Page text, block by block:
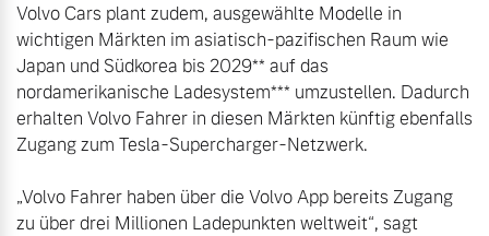
Volvo Selekt
Gebrauchtwagen
Die Neuwagenalternative
Mehr erfahren
Editionsmodelle
Frühjahrscheck
Entdecken Sie unsere
saisonalen Angebote.
Volvo Cars plant zudem, ausgewählte Modelle in
wichtigen Märkten im asiatisch-pazifischen Raum wie
Japan und Südkorea bis 2029** auf das
nordamerikanische Ladesystem*** umzustellen. Dadurch
erhalten Volvo Fahrer in diesen Märkten künftig ebenfalls
Zugang zum Tesla-Supercharger-Netzwerk.
„Volvo Fahrer haben über die Volvo App bereits Zugang
zu über drei Millionen Ladepunkten weltweit“, sagt